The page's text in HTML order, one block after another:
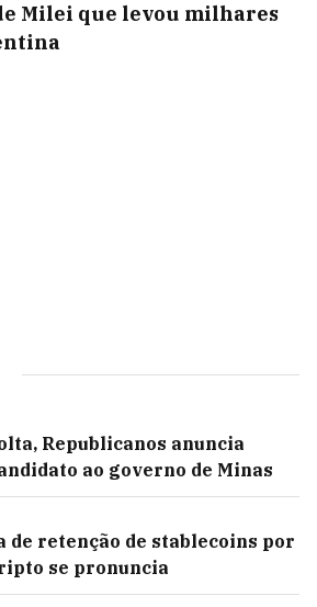
Milei que levou milhares
Republicanos anuncia
ao governo de Minas
de retenção de stablecoins por
se pronuncia